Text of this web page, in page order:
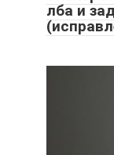
лба и